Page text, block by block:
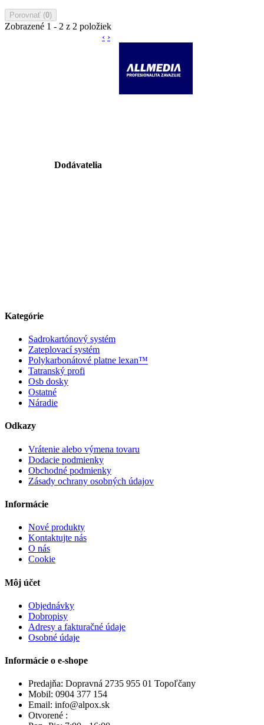
Porovnať (0)
Zobrazené 1 - 2 z 2 položiek
Dodávatelia
‹ ›
Kategórie
Sadrokartónový systém
Zateplovací systém
Polykarbonátové platne lexan™
Tatranský profi
Osb dosky
Ostatné
Náradie
Odkazy
Vrátenie alebo výmena tovaru
Dodacie podmienky
Obchodné podmienky
Zásady ochrany osobných údajov
Informácie
Nové produkty
Kontaktujte nás
O nás
Cookie
Môj účet
Objednávky
Dobropisy
Adresy a fakturačné údaje
Osobné údaje
Informácie o e-shope
Predajňa: Dopravná 2735 955 01 Topoľčany
Mobil: 0904 377 154
Email: info@alpox.sk
Otvorené :